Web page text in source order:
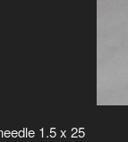
1.5 x 25